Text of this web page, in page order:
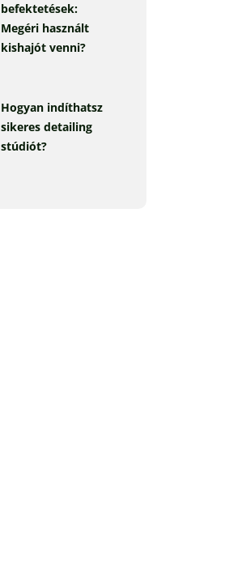
befektetések:
Megéri használt
kishajót venni?
Hogyan indíthatsz
sikeres detailing
stúdiót?